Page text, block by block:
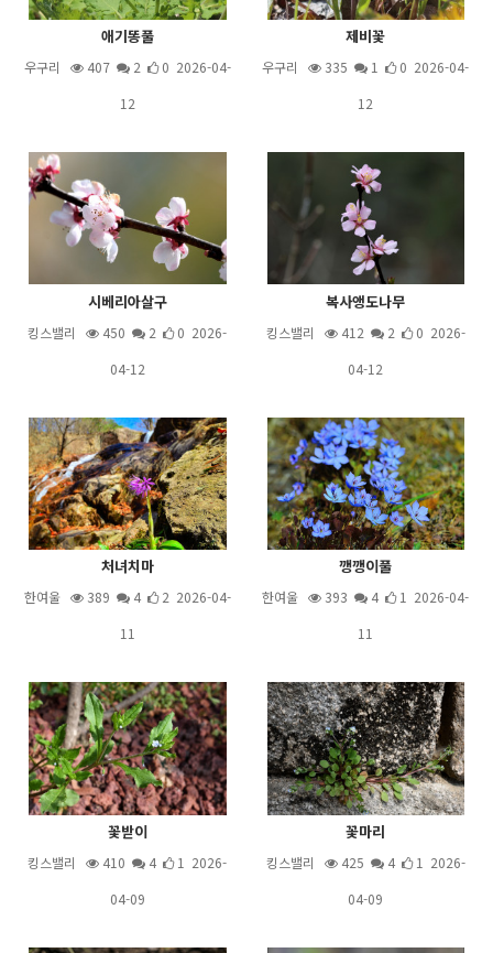
애기똥풀
우구리 407 2
0 2026-04-
12
제비꽃
우구리 335 1
0 2026-04-
12
시베리아살구
킹스밸리 450 2
0 2026-
04-12
복사앵도나무
킹스밸리 412 2
0 2026-
04-12
처녀치마
한여울 389 4
2 2026-04-
11
깽깽이풀
한여울 393 4
1 2026-04-
11
꽃받이
킹스밸리 410 4
1 2026-
04-09
꽃마리
킹스밸리 425 4
1 2026-
04-09